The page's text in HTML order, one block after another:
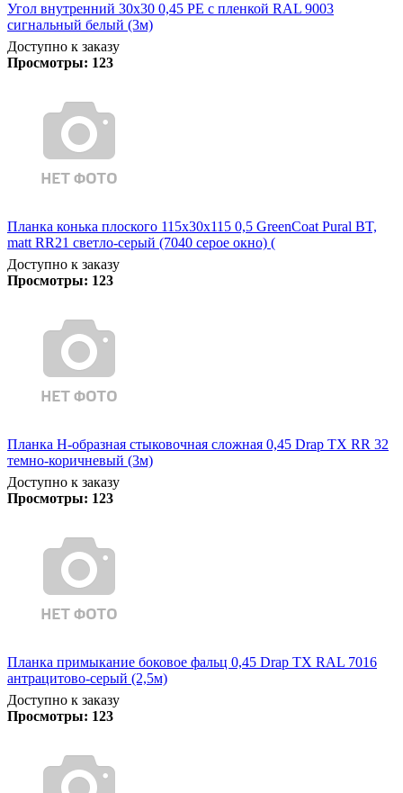
Угол внутренний 30х30 0,45 PE с пленкой RAL 9003
сигнальный белый (3м)
Доступно к заказу
Просмотры: 123
Планка конька плоского 115х30х115 0,5 GreenCoat Pural BT,
matt RR21 светло-серый (7040 серое окно) (
Доступно к заказу
Просмотры: 123
Планка Н-образная стыковочная сложная 0,45 Drap TX RR 32
темно-коричневый (3м)
Доступно к заказу
Просмотры: 123
Планка примыкание боковое фальц 0,45 Drap TX RAL 7016
антрацитово-серый (2,5м)
Доступно к заказу
Просмотры: 123